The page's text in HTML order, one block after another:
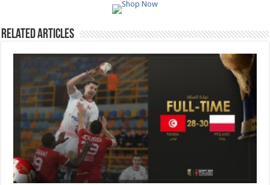
Related Articles